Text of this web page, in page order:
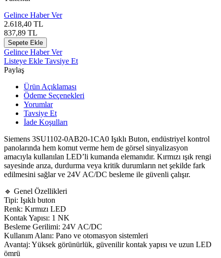
Gelince Haber Ver
2.618,40 TL
837,89 TL
Sepete Ekle
Gelince Haber Ver
Listeye Ekle Tavsiye Et
Paylaş
Ürün Açıklaması
Ödeme Seçenekleri
Yorumlar
Tavsiye Et
İade Koşulları
Siemens 3SU1102-0AB20-1CA0 Işıklı Buton, endüstriyel kontrol
panolarında hem komut verme hem de görsel sinyalizasyon
amacıyla kullanılan LED’li kumanda elemanıdır. Kırmızı ışık rengi
sayesinde arıza, durdurma veya kritik durumların net şekilde fark
edilmesini sağlar ve 24V AC/DC besleme ile güvenli çalışır.
🔹 Genel Özellikleri
Tipi: Işıklı buton
Renk: Kırmızı LED
Kontak Yapısı: 1 NK
Besleme Gerilimi: 24V AC/DC
Kullanım Alanı: Pano ve otomasyon sistemleri
Avantaj: Yüksek görünürlük, güvenilir kontak yapısı ve uzun LED
ömrü